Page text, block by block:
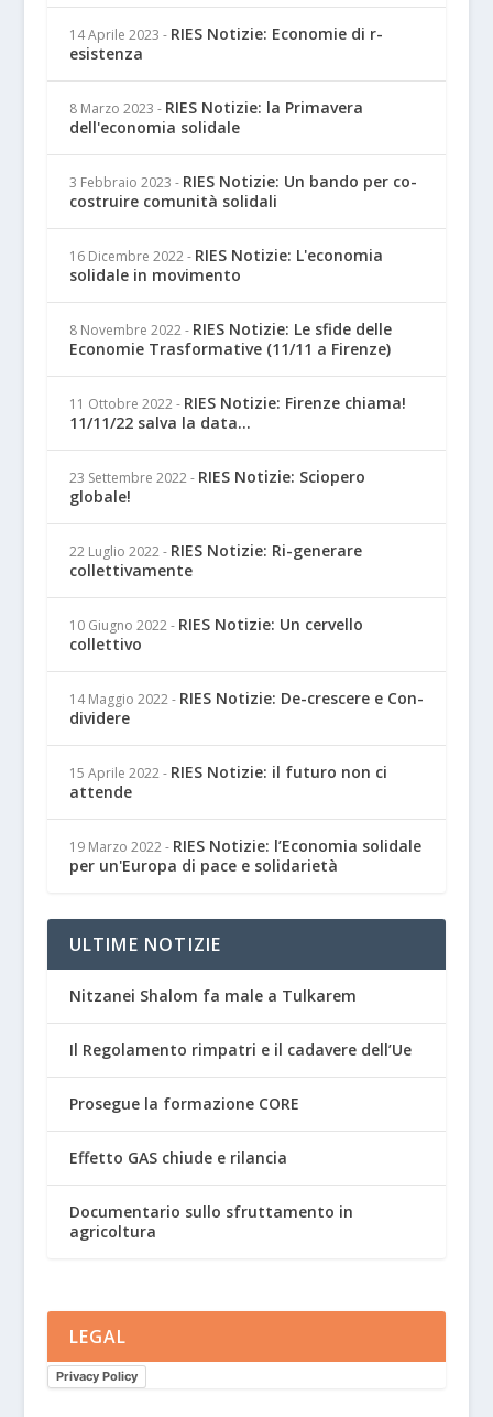
14 Aprile 2023 - RIES Notizie: Economie di r-
esistenza
8 Marzo 2023 - RIES Notizie: la Primavera
dell'economia solidale
3 Febbraio 2023 - RIES Notizie: Un bando per co-
costruire comunità solidali
16 Dicembre 2022 - RIES Notizie: L'economia
solidale in movimento
8 Novembre 2022 - RIES Notizie: Le sfide delle
Economie Trasformative (11/11 a Firenze)
11 Ottobre 2022 - RIES Notizie: Firenze chiama!
11/11/22 salva la data...
23 Settembre 2022 - RIES Notizie: Sciopero
globale!
22 Luglio 2022 - RIES Notizie: Ri-generare
collettivamente
10 Giugno 2022 - RIES Notizie: Un cervello
collettivo
14 Maggio 2022 - RIES Notizie: De-crescere e Con-
dividere
15 Aprile 2022 - RIES Notizie: il futuro non ci
attende
19 Marzo 2022 - RIES Notizie: l’Economia solidale
per un'Europa di pace e solidarietà
ULTIME NOTIZIE
Nitzanei Shalom fa male a Tulkarem
Il Regolamento rimpatri e il cadavere dell’Ue
Prosegue la formazione CORE
Effetto GAS chiude e rilancia
Documentario sullo sfruttamento in
agricoltura
LEGAL
Privacy Policy